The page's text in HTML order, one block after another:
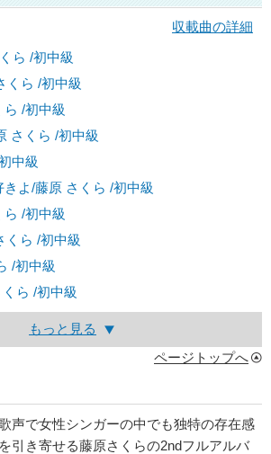
収載曲の詳細
ら /初中級
くら /初中級
ら /初中級
さくら /初中級
中級
きよ/藤原 さくら /初中級
ら /初中級
くら /初中級
/初中級
ら /初中級
もっと見る
ページトップへ
声で女性シンガーの中でも独特の存在感
引き寄せる藤原さくらの2ndフルアルバ